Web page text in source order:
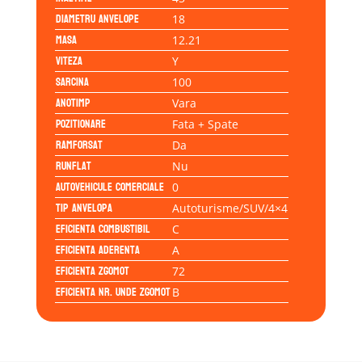
Diametru anvelope 18
Masa 12.21
Viteza Y
Sarcina 100
Anotimp Vara
Pozitionare Fata + Spate
Ramforsat Da
Runflat Nu
Autovehicule comerciale 0
Tip anvelopa Autoturisme/SUV/4×4
Eficienta Combustibil C
Eficienta Aderenta A
Eficienta Zgomot 72
Eficienta Nr. Unde ZgomotB